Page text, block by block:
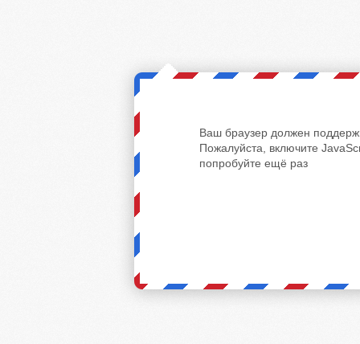
Ваш браузер должен
Пожалуйста, включите
попробуйте ещё раз